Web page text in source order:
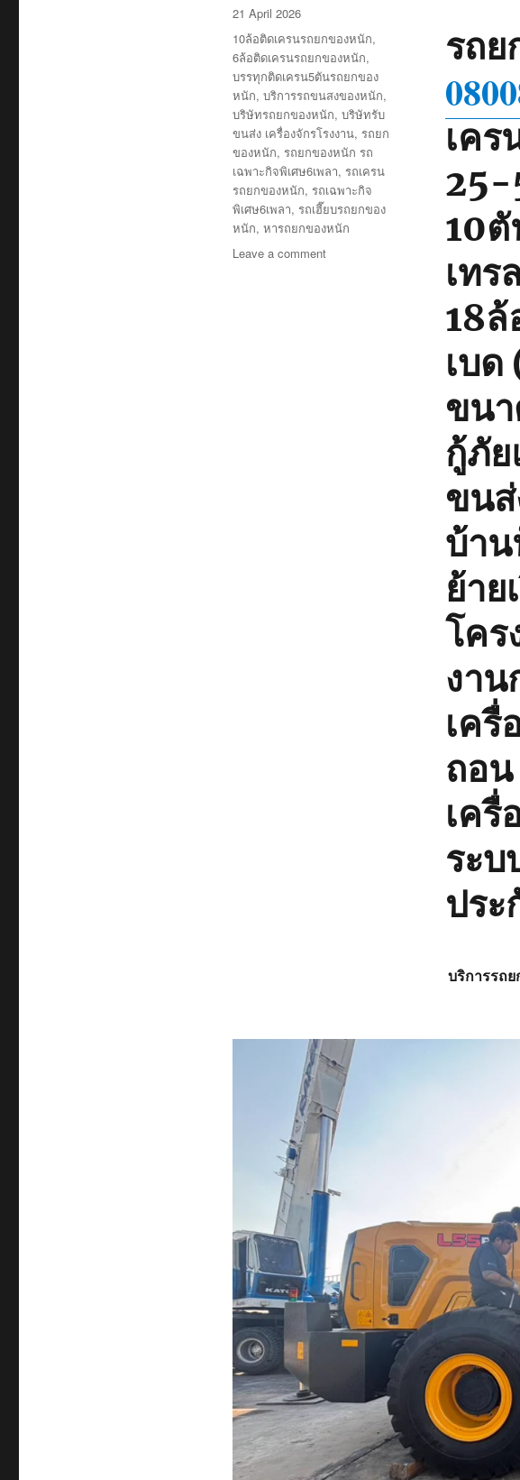
รถ
เคร
25-
10ตั
เทร
18ล้
เบ
ขน
กู้ภั
ขน
บ้า
ย้าย
โคร
งาน
เครื่
ถอน
เครื่
ระบ
ปร
บริการรถ
Posted
on
21 April 2026
Tags
10ล้อติดเครนรถยกของหนัก,
6ล้อติดเครนรถยกของหนัก,
บรรทุกติดเครน5ตันรถยกของ
หนัก, บริการรถขนสงของหนัก,
บริษัทรถยกของหนัก, บริษัทรับ
ขนส่ง เครื่องจักรโรงงาน, รถยก
ของหนัก, รถยกของหนัก รถ
เฉพาะกิจพิเศษ6เพลา, รถเครน
รถยกของหนัก, รถเฉพาะกิจ
พิเศษ6เพลา, รถเฮี๊ยบรถยกของ
หนัก, หารถยกของหนัก
Leave a commenton